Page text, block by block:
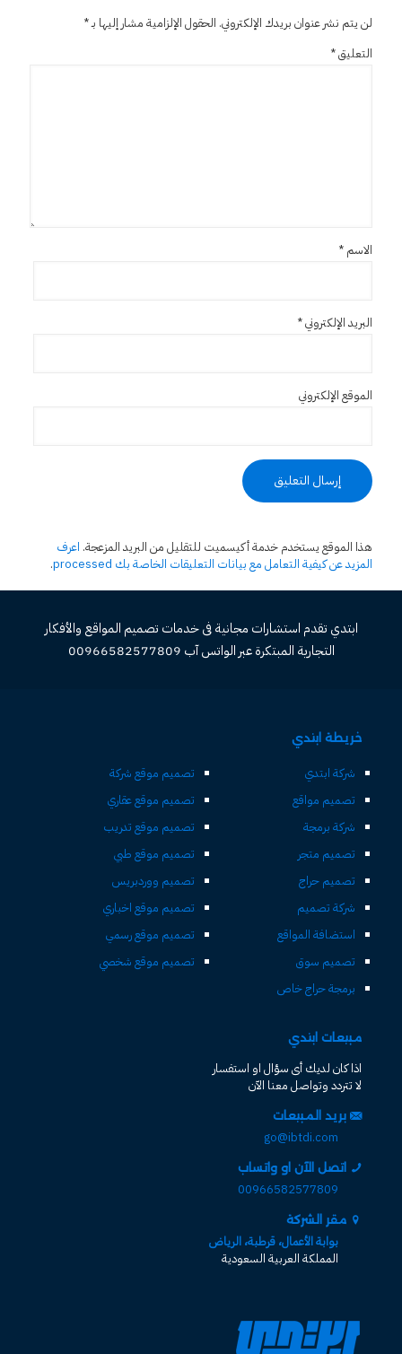
لن يتم نشر عنوان بريدك الإلكتروني. الحقول الإلزامية مشار إليها بـ*
التعليق*
الاسم *
البريد الإلكتروني*
الموقع الإلكتروني
هذا الموقع يستخدم خدمة أكيسميت للتقليل من البريد المزعجة. اعرف
المزيد عن كيفية التعامل مع بيانات التعليقات الخاصة بك processed
.
ابتدي تقدم استشارات مجانية فى خدمات تصميم المواقع والأفكار
التجارية المبتكرة عبر الواتس آب 00966582577809
خريطة ابتدي
شركة ابتدي
تصميم مواقع
شركة برمجة
تصميم متجر
تصميم حراج
شركة تصميم
استضافة المواقع
تصميم سوق
برمجة حراج خاص
تصميم موقع شركة
تصميم موقع عقاري
تصميم موقع تدريب
تصميم موقع طبي
تصميم ووردبريس
تصميم موقع اخباري
تصميم موقع رسمي
تصميم موقع شخصي
مبيعات ابتدي
اذا كان لديك أى سؤال او استفسار
لا تتردد وتواصل معنا الآن
بريد المبيعات
go@ibtdi.com
اتصل الآن او واتساب
00966582577809
مقر الشركة
بوابة الأعمال، قرطبة، الرياض
المملكة العربية السعودية